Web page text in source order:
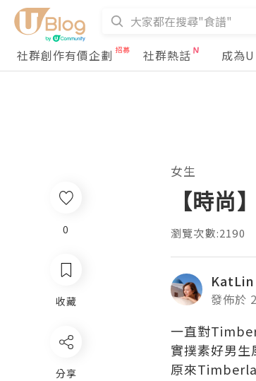
社群創作有價企劃
社群熱話 成為
0
收藏
分享
女生
【時
瀏覽次數:2190
KatLin
發佈於
一直對
實撲素好男生
原來